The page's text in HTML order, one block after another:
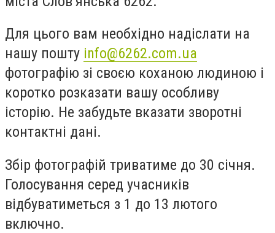
Для цього вам необхідно надіслати на
нашу пошту info@6262.com.ua
фотографію зі своєю коханою людиною і
коротко розказати вашу особливу
історію. Не забудьте вказати зворотні
контактні дані.
Збір фотографій триватиме до 30 січня.
Голосування серед учасників
відбуватиметься з 1 до 13 лютого
включно.